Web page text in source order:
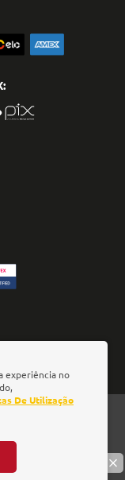
323 - Loja 28 -
52
experiência no
De Utilização